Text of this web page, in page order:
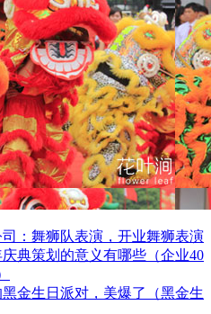
司：舞狮队表演，开业舞狮表演
典策划的意义有哪些（企业40
金生日派对，美爆了（黑金生